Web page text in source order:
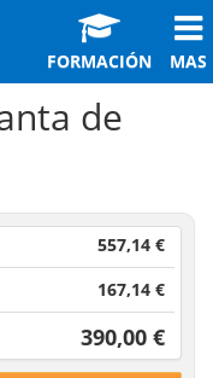
FORMACIÓN MAS
de
557,14 €
167,14 €
390,00 €